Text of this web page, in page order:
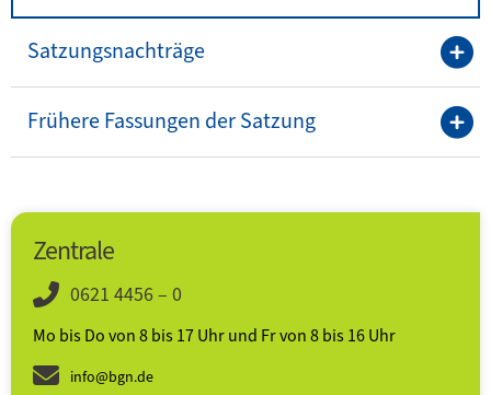
Satzungsnachträge
Frühere Fassungen der Satzung
Zentrale
0621 4456 – 0
Mo bis Do von 8 bis 17 Uhr und Fr von 8 bis 16 Uhr
info@bgn.de